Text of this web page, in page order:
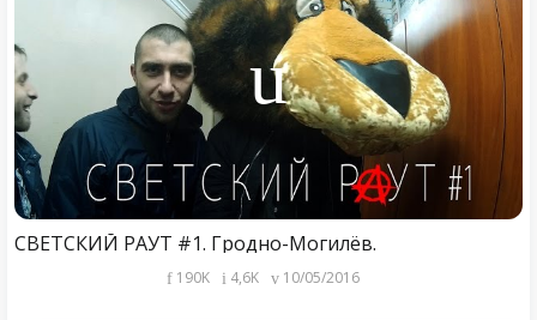
СВЕТСКИЙ РАУТ #1. Гродно-Могилёв.
190K 4,6K 10/05/2016